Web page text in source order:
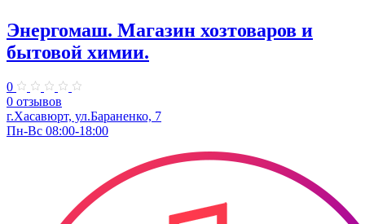
Энергомаш. Магазин хозтоваров и
бытовой химии.
0
0 отзывов
г.Хасавюрт, ул.Бараненко, 7
Пн-Вс 08:00-18:00